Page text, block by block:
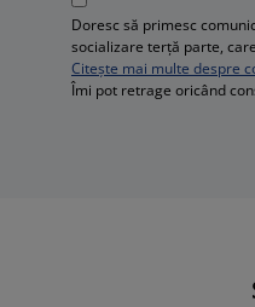
Doresc să primesc
socializare terță parte,
Citește mai multe despre
Îmi pot retrage oricând